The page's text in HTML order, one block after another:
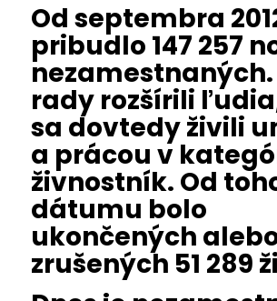
Od septembra
pribudlo 147 257
rady rozšírili
sa dovtedy živili
a prácou v
živnostník. Od
dátumu bolo
ukončených
zrušených 51 289